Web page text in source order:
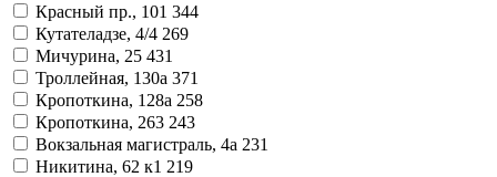
Красный пр., 101 344
Кутателадзе, 4/4 269
Мичурина, 25 431
Троллейная, 130а 371
Кропоткина, 128а 258
Кропоткина, 263 243
Вокзальная магистраль, 4а 231
Никитина, 62 к1 219